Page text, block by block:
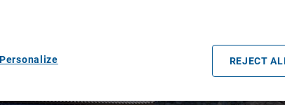
Personalize REJECT